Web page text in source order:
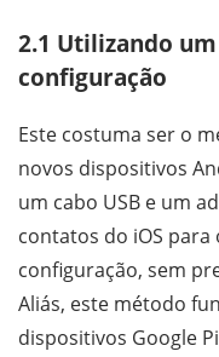
2.1 Utilizando
configuração
Este costuma ser o
novos dispositivos
um cabo USB e um
contatos do iOS
configuração, sem
Aliás, este método
dispositivos Google